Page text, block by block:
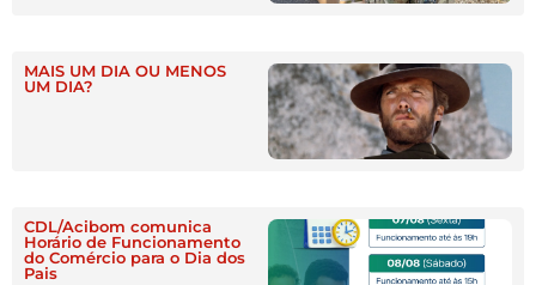
MAIS UM DIA OU MENOS
UM DIA?
CDL/Acibom comunica
Horário de Funcionamento
do Comércio para o Dia dos
Pais